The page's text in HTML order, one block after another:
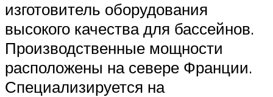
изготовитель оборудования
высокого качества для бассейнов.
Производственные мощности
расположены на севере Франции.
Специализируется на